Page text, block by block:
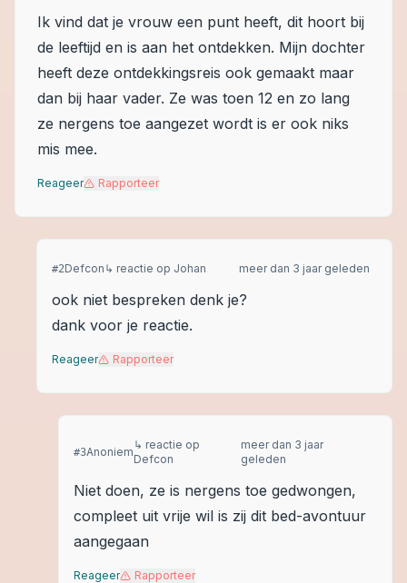
Ik vind dat je vrouw een punt heeft, dit hoort bij
de leeftijd en is aan het ontdekken. Mijn dochter
heeft deze ontdekkingsreis ook gemaakt maar
dan bij haar vader. Ze was toen 12 en zo lang
ze nergens toe aangezet wordt is er ook niks
mis mee.
Reageer Rapporteer
#2Defcon ↳ reactie op Johan meer dan 3 jaar geleden
ook niet bespreken denk je?
dank voor je reactie.
Reageer Rapporteer
#3Anoniem
↳ reactie op
Defcon
meer dan 3 jaar
geleden
Niet doen, ze is nergens toe gedwongen,
compleet uit vrije wil is zij dit bed-avontuur
aangegaan
Reageer Rapporteer